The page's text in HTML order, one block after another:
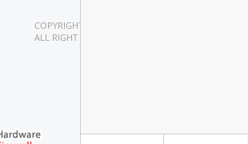
COPYRIGHT(C).
ALL RIGHT RESERVED.